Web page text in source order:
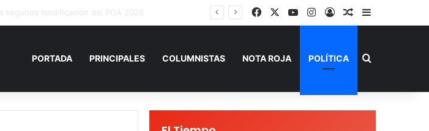
FacebookYouTubeInstagram
AccesoPublicación al
Barra lateral
PORTADA PRINCIPALES COLUMNISTAS NOTA ROJA POLÍTICA Buscar por